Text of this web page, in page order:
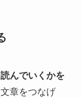
んでいくかを
章をつなげ